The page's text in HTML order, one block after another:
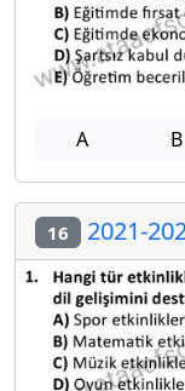
A B
16 2021-